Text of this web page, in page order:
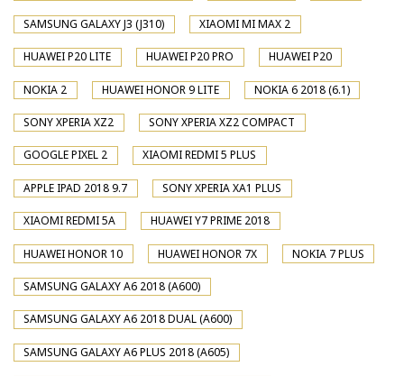
SAMSUNG GALAXY J3 (J310) XIAOMI MI MAX 2
HUAWEI P20 LITE HUAWEI P20 PRO HUAWEI P20
NOKIA 2 HUAWEI HONOR 9 LITE NOKIA 6 2018 (6.1)
SONY XPERIA XZ2 SONY XPERIA XZ2 COMPACT
GOOGLE PIXEL 2 XIAOMI REDMI 5 PLUS
APPLE IPAD 2018 9.7 SONY XPERIA XA1 PLUS
XIAOMI REDMI 5A HUAWEI Y7 PRIME 2018
HUAWEI HONOR 10 HUAWEI HONOR 7X NOKIA 7 PLUS
SAMSUNG GALAXY A6 2018 (A600)
SAMSUNG GALAXY A6 2018 DUAL (A600)
SAMSUNG GALAXY A6 PLUS 2018 (A605)